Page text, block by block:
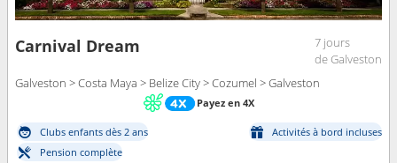
Carnival Dream
7 jours
de Galveston
Galveston > Costa Maya > Belize City > Cozumel > Galveston
Payez en 4X
Clubs enfants dès 2 ans
Activités à bord incluses
Pension complète